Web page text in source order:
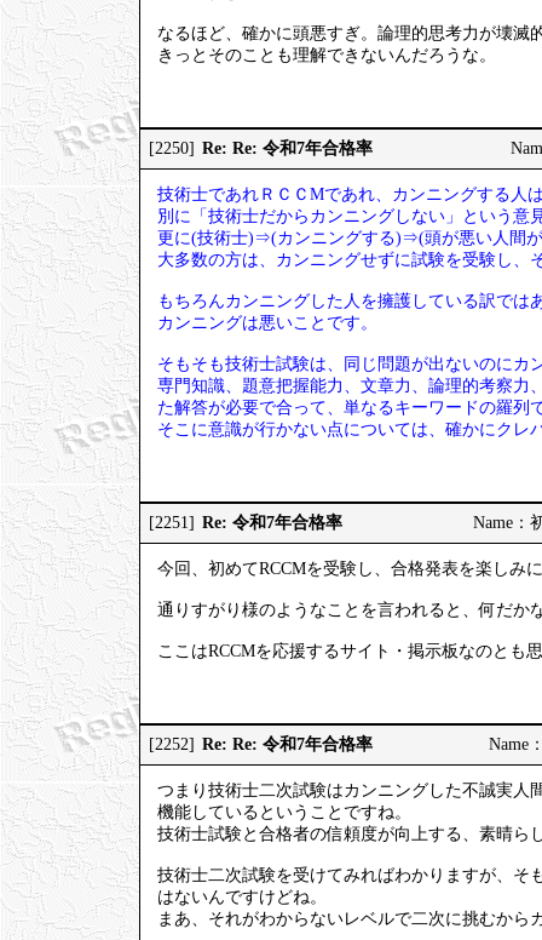
なるほど、確かに頭悪すぎ。論理的思考力が壊滅
きっとそのことも理解できないんだろうな。
[2250] Re: Re: 令和7年合格率
技術士であれＲＣＣМであれ、カンニングする人
別に「技術士だからカンニングしない」という意
更に(技術士)⇒(カンニングする)⇒(頭が悪い人間
大多数の方は、カンニングせずに試験を受験し、
もちろんカンニングした人を擁護している訳では
カンニングは悪いことです。
そもそも技術士試験は、同じ問題が出ないのにカ
専門知識、題意把握能力、文章力、論理的考察力
た解答が必要で合って、単なるキーワードの羅列
そこに意識が行かない点については、確かにクレ
[2251] Re: 令和7年合格率 Name：
今回、初めてRCCMを受験し、合格発表を楽しみ
通りすがり様のようなことを言われると、何だか
ここはRCCMを応援するサイト・掲示板なのとも
[2252] Re: Re: 令和7年合格率 Name
つまり技術士二次試験はカンニングした不誠実人
機能しているということですね。
技術士試験と合格者の信頼度が向上する、素晴ら
技術士二次試験を受けてみればわかりますが、そ
はないんですけどね。
まあ、それがわからないレベルで二次に挑むから